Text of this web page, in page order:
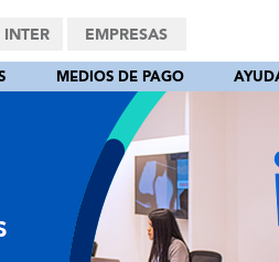
INTER EMPRESAS
MEDIOS DE PAGO